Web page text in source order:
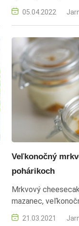
Kombinácia
vytvára lahodný
veľkonočný recept,
šalát, sviatočné
veľkonočné
šalát, recept na
05.04.2022
Veľkonočný
pohárikoch
Mrkvový
mazanec,
veľká noc,
21.03.2021